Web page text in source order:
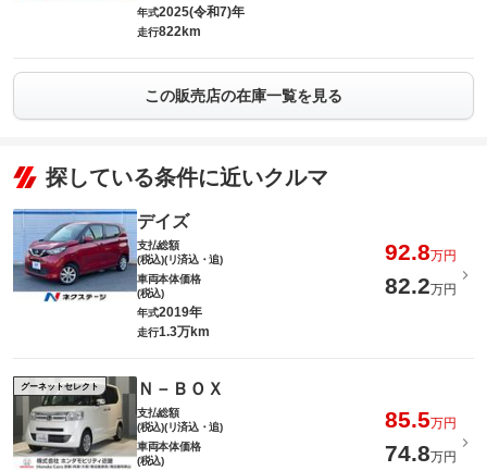
年式2025(令和7)年
走行822km
この販売店の在庫一覧を見る
探している条件に近いクルマ
デイズ
支払総額
(税込)(リ済込・追)
92.8万円
車両本体価格
(税込)
82.2万円
年式2019年
走行1.3万km
グーネットセレクト Ｎ－ＢＯＸ
支払総額
(税込)(リ済込・追)
85.5万円
車両本体価格
(税込)
74.8万円